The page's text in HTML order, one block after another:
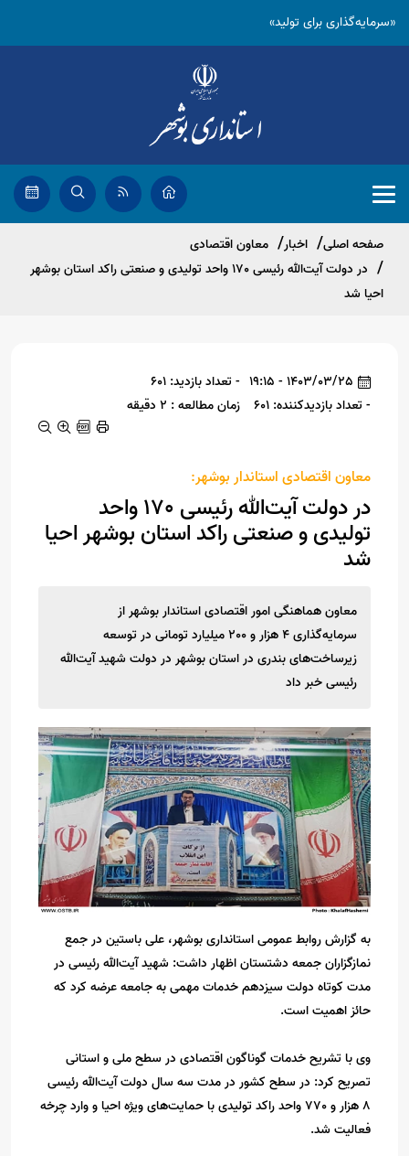
«سرمایه‌گذاری برای تولید»
صفحه اصلی اخبار
معاون اقتصادی
در دولت آیت‌الله رئیسی 170 واحد تولیدی و صنعتی راکد استان بوشهر
احیا شد
1403/03/25 - 19:15
- تعداد بازدید: 601
- تعداد بازدیدکننده: 601
زمان مطالعه : 2 دقیقه
معاون اقتصادی استاندار بوشهر:
در دولت آیت‌الله رئیسی 170 واحد
تولیدی و صنعتی راکد استان بوشهر احیا
شد
معاون هماهنگی امور اقتصادی استاندار بوشهر از
سرمایه‌گذاری 4 هزار و 200 میلیارد تومانی در توسعه
زیرساخت‌های بندری در استان بوشهر در دولت شهید آیت‌الله
رئیسی خبر داد
به گزارش روابط عمومی استانداری بوشهر، علی باستین در جمع
نمازگزاران جمعه دشتستان اظهار داشت: شهید آیت‌الله رئیسی در
مدت کوتاه دولت سیزدهم خدمات مهمی به جامعه عرضه کرد که
حائز اهمیت است.
وی با تشریح خدمات گوناگون اقتصادی در سطح ملی و استانی
تصریح کرد: در سطح کشور در مدت سه سال دولت آیت‌الله رئیسی
8 هزار و 770 واحد راکد تولیدی با حمایت‌های ویژه احیا و وارد چرخه
فعالیت شد.